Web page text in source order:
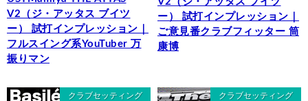
V2（ジ・アッタス ブイツ
ー） 試打インプレッション｜
フルスイング系YouTuber 万
振りマン
ー） 試打インプレッション｜
ご意見番クラブフィッター 筒
康博
クラブセッティング クラブセッティング